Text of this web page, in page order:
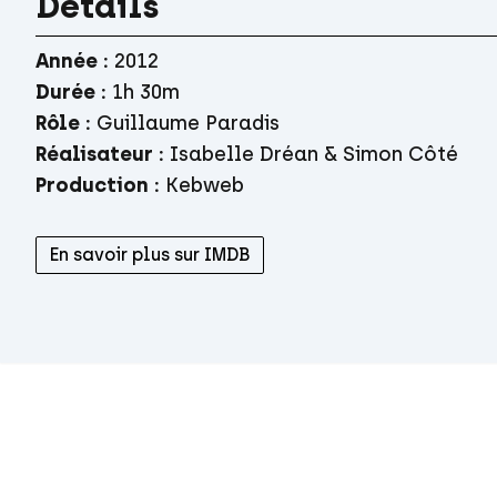
Année : 2012
Durée : 1h 30m
Rôle : Guillaume Paradis
Réalisateur : Isabelle Dréan & Simon Côté
Production : Kebweb
En savoir plus sur IMDB